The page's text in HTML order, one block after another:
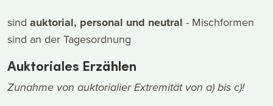
sind auktorial, personal und neutral - Mischformen
sind an der Tagesordnung
Auktoriales Erzählen
Zunahme von auktorialier Extremität von a) bis c)!